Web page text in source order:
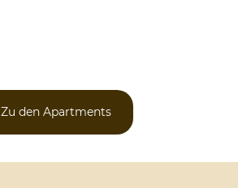
Zu den Apartments